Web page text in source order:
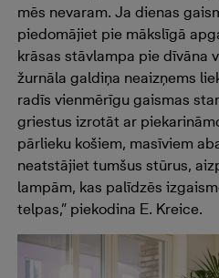
mēs nevaram. Ja dienas
piedomājiet pie mākslīgā
krāsas stāvlampa pie dīvāna
žurnāla galdiņa neaizņems
radīs vienmērīgu gaismas
griestus izrotāt ar
pārlieku košiem, masīviem
neatstājiet tumšus stūrus,
lampām, kas palīdzēs
telpas,” piekodina E. Kreice.